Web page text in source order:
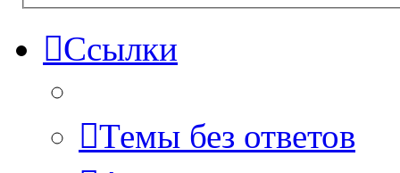
Ссылки
Темы без ответов